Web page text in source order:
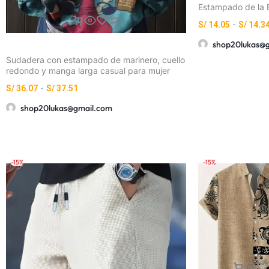
Sudadera con estampado de marinero, cuello
redondo y manga larga casual para mujer
S/36.07 - S/37.51
shop20lukas@gmail.com
Estampado de la
Moderno y
Exteriores
S/ 14.05 - S/
-15% -15%